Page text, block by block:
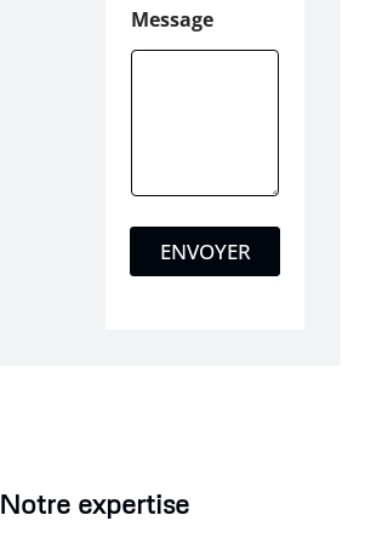
Message
ENVOYER
Notre expertise